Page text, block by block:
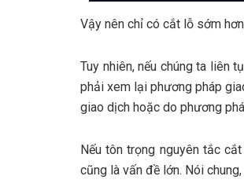
Vậy nên chỉ có cắt lỗ sớm
Tuy nhiên, nếu chúng ta liên
phải xem lại phương pháp
giao dịch hoặc do phương
Nếu tôn trọng nguyên tắc
cũng là vấn đề lớn. Nói